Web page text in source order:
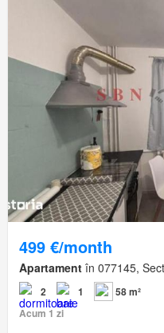
499 €/month
Apartament în 077145,
2 1
58 m²
Acum 1 zi